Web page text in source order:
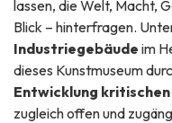
lassen, die Welt, Macht,
Blick – hinterfragen.
Industriegebäude im
dieses Kunstmuseum
Entwicklung
zugleich offen und